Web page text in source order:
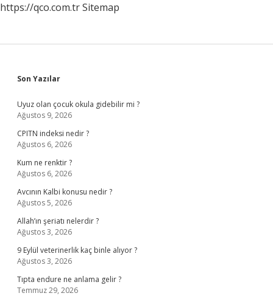
https://qco.com.trSitemap
Sidebar
Son Yazılar
Uyuz olan çocuk okula gidebilir mi ?
Ağustos 9, 2026
CPITN indeksi nedir ?
Ağustos 6, 2026
Kum ne renktir ?
Ağustos 6, 2026
Avcının Kalbi konusu nedir ?
Ağustos 5, 2026
Allah’ın şeriatı nelerdir ?
Ağustos 3, 2026
9 Eylül veterinerlik kaç binle alıyor ?
Ağustos 3, 2026
Tıpta endure ne anlama gelir ?
Temmuz 29, 2026